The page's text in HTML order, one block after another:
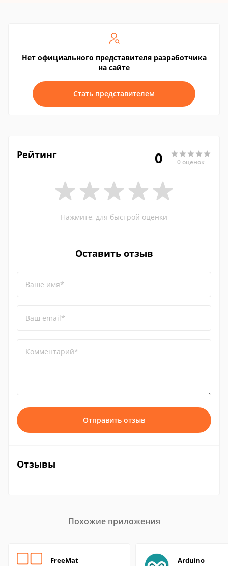
Нет официального представителя разработчика
на сайте
Стать представителем
Рейтинг 0 0 оценок
Нажмите, для быстрой оценки
Оставить отзыв
Ваше имя*
Ваш email*
Комментарий*
Отправить отзыв
Отзывы
Похожие приложения
FreeMat Arduino